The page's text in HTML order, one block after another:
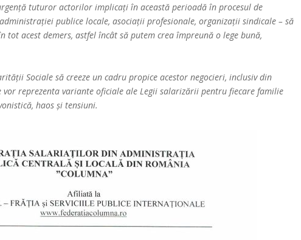
tuturor actorilor implicați în această perioadă în procesul de
publice locale, asociații profesionale, organizații sindicale – să
acest demers, astfel încât să putem crea împreună o lege bună,
Sociale să creeze un cadru propice acestor negocieri, inclusiv din
reprezenta variante oficiale ale Legii salarizării pentru fiecare familie
haos și tensiuni.